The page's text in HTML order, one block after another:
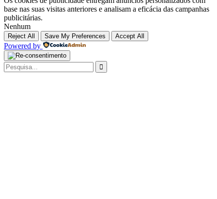
base nas suas visitas anteriores e analisam a eficácia das campanhas
publicitárias.
Nenhum
Reject All Save My Preferences Accept All
Powered by